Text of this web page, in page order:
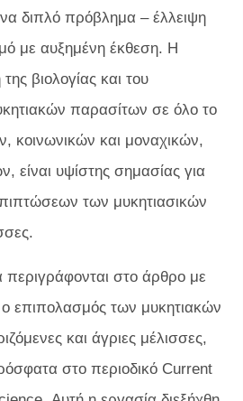
διπλό πρόβλημα – έλλειψη
με αυξημένη έκθεση. Η
βιολογίας και του
παρασίτων σε όλο το
κοινωνικών και μοναχικών,
είναι υψίστης σημασίας για
των μυκητιασικών
στο άρθρο με
ο επιπολασμός των μυκητιακών
και άγριες μέλισσες,
στο περιοδικό Current